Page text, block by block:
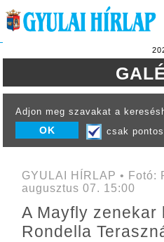
Adjon meg szavakat a
csak
GYULAI HÍRLAP • Fotó:
augusztus 07. 15:00
A Mayfly zenekar
Rondella